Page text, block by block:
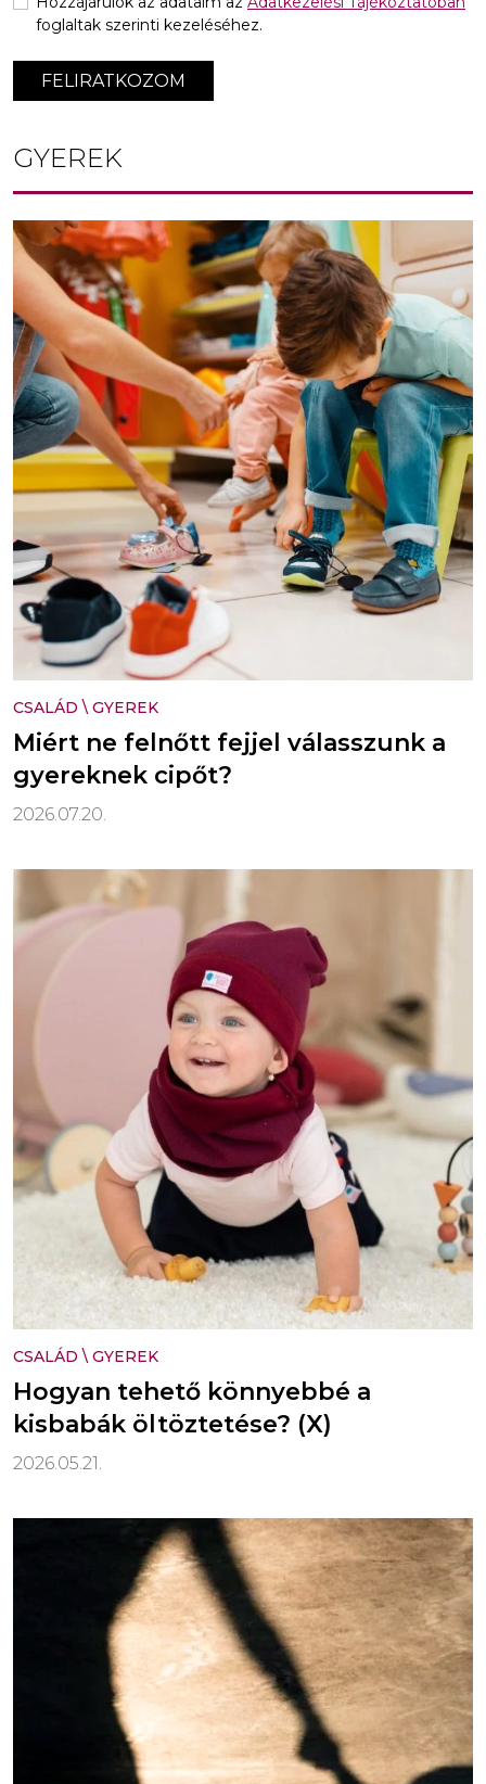
FELIRATKOZOM
foglaltak szerinti kezeléséhez.
GYEREK
CSALÁD \ GYEREK
Miért ne felnőtt fejjel válasszunk a
gyereknek cipőt?
2026.07.20.
CSALÁD \ GYEREK
Hogyan tehető könnyebbé a
kisbabák öltöztetése? (X)
2026.05.21.